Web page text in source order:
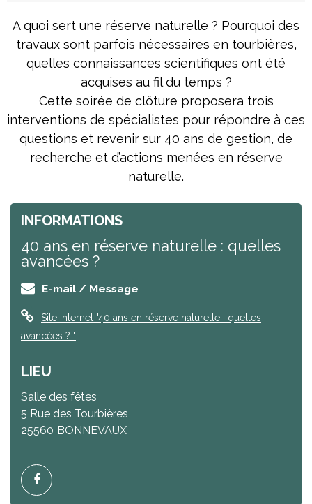
A quoi sert une réserve naturelle ? Pourquoi des
travaux sont parfois nécessaires en tourbières,
quelles connaissances scientifiques ont été
acquises au fil du temps ?
Cette soirée de clôture proposera trois
interventions de spécialistes pour répondre à ces
questions et revenir sur 40 ans de gestion, de
recherche et d’actions menées en réserve
naturelle.
INFORMATIONS
40 ans en réserve naturelle : quelles
avancées ?
E-mail / Message
Site Internet "40 ans en réserve naturelle : quelles
avancées ? "
LIEU
Salle des fêtes
5 Rue des Tourbières
25560 BONNEVAUX